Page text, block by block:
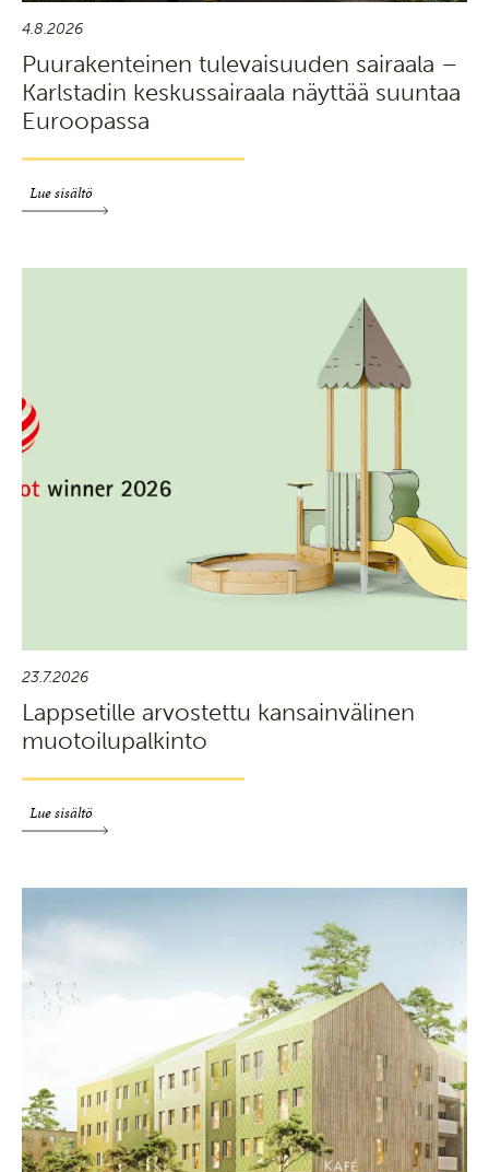
4.8.2026
Puurakenteinen tulevaisuuden sairaala –
Karlstadin keskussairaala näyttää suuntaa
Euroopassa
Lue sisältö
23.7.2026
Lappsetille arvostettu kansainvälinen
muotoilupalkinto
Lue sisältö